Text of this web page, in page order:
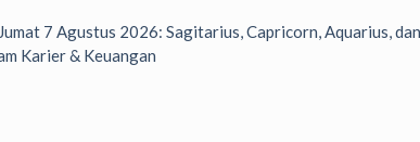
7 Agustus 2026: Sagitarius, Capricorn, Aquarius,
Karier & Keuangan